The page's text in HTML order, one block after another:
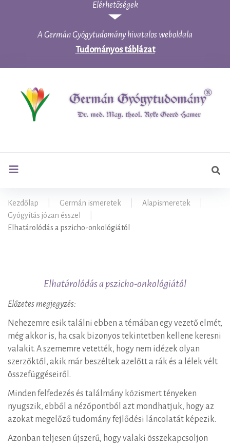
A Germán Gyógytudomány hivatalos weboldala
Tudományos táblázat
Kezdőlap Germán ismeretek Alapismeretek
Gyógyítás józan ésszel
Elhatárolódás a pszicho-onkológiától
Elhatárolódás
a
pszicho-
onkológiától
Elhatárolódás a pszicho-onkológiától
Előzetes megjegyzés:
Nehezemre esik találni ebben a témában egy vezető elmét,
még akkor is, ha csak bizonyos tekintetben kellene keresni
valakit. A szememre vetették, hogy nem idézek olyan
szerzőktől, akik már beszéltek azelőtt a rák és a lélek vélt
összefüggéseiről.
Minden felfedezés és találmány közismert tényeken
nyugszik, ebből a nézőpontból azt mondhatjuk, hogy az
azokat megelőző tudomány fejlődési láncolatát képezik.
Azonban teljesen újszerű, hogy valaki összekapcsoljon
Elérhetõségek